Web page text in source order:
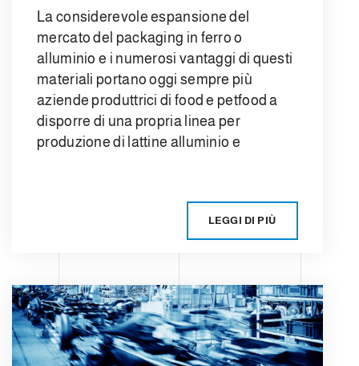
La considerevole espansione del
mercato del packaging in ferro o
alluminio e i numerosi vantaggi di questi
materiali portano oggi sempre più
aziende produttrici di food e petfood a
disporre di una propria linea per
produzione di lattine alluminio e
LEGGI DI PIÙ